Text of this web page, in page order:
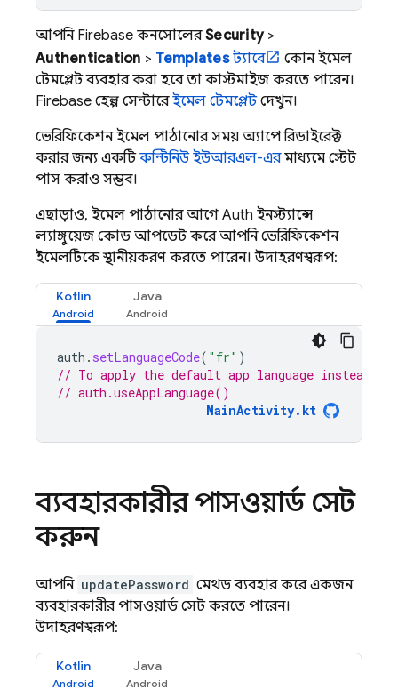
আপনি Firebase কনসোলেরSecurity>
Authentication > Templatesট্যাবে
কোন ইমেল
টেমপ্লেট ব্যবহার করা হবে তা কাস্টমাইজ করতে পারেন।
Firebase হেল্প সেন্টারেইমেল টেমপ্লেটদেখুন।
ভেরিফিকেশন ইমেল পাঠানোর সময় অ্যাপে রিডাইরেক্ট
করার জন্য একটিকন্টিনিউ ইউআরএল-এরমাধ্যমে স্টেট
পাস করাও সম্ভব।
এছাড়াও, ইমেল পাঠানোর আগে Auth ইনস্ট্যান্সে
ল্যাঙ্গুয়েজ কোড আপডেট করে আপনি ভেরিফিকেশন
ইমেলটিকে স্থানীয়করণ করতে পারেন। উদাহরণস্বরূপ:
Kotlin Java
auth . setLanguageCode( "fr" )
// To apply the default app language
// auth.useAppLanguage()
MainActivity.kt
ব্যবহারকারীর পাসওয়ার্ড সেট
করুন
আপনি updatePassword মেথড ব্যবহার করে একজন
ব্যবহারকারীর পাসওয়ার্ড সেট করতে পারেন।
উদাহরণস্বরূপ:
Kotlin Java